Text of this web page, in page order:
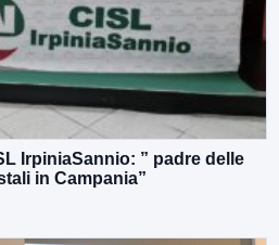
IrpiniaSannio: ” padre delle
in Campania”